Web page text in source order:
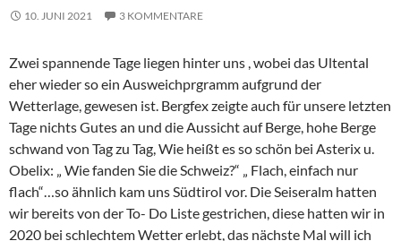
10. JUNI 2021 3 KOMMENTARE
Zwei spannende Tage liegen hinter uns , wobei das Ultental
eher wieder so ein Ausweichprgramm aufgrund der
Wetterlage, gewesen ist. Bergfex zeigte auch für unsere letzten
Tage nichts Gutes an und die Aussicht auf Berge, hohe Berge
schwand von Tag zu Tag, Wie heißt es so schön bei Asterix u.
Obelix: „ Wie fanden Sie die Schweiz?“ „ Flach, einfach nur
flach“…so ähnlich kam uns Südtirol vor. Die Seiseralm hatten
wir bereits von der To- Do Liste gestrichen, diese hatten wir in
2020 bei schlechtem Wetter erlebt, das nächste Mal will ich